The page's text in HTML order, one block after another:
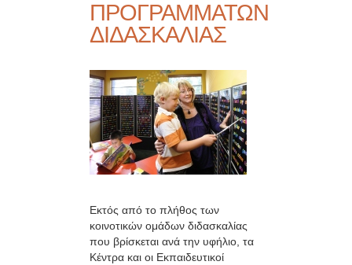
ΠΡΟΓΡΑΜΜΑΤΩΝ
ΔΙΔΑΣΚΑΛΙΑΣ
Εκτός από το πλήθος των
κοινοτικών ομάδων διδασκαλίας
που βρίσκεται ανά την υφήλιο, τα
Κέντρα και οι Εκπαιδευτικοί